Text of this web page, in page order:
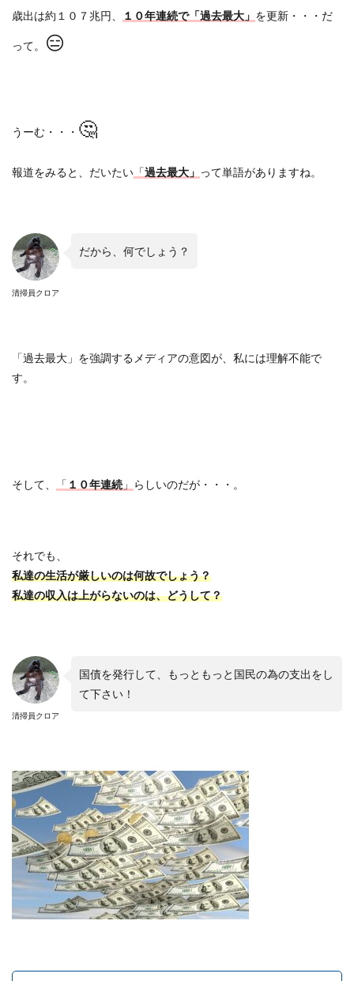
歳出は約１０７兆円、 １０年連続で「過去最大」 を更新・・・だ
って。 😑
うーむ・・・ 🤔
報道をみると、だいたい 「過去最大」 って単語がありますね。
清掃員クロア
だから、何でしょう？
「過去最大」を強調するメディアの意図が、私には理解不能で
す。
そして、 「 １０年連続 」 らしいのだが・・・。
それでも、
私達の生活が厳しいのは何故でしょう？
私達の収入は上がらないのは、どうして？
清掃員クロア
国債を発行して、もっともっと国民の為の支出をし
て下さい！